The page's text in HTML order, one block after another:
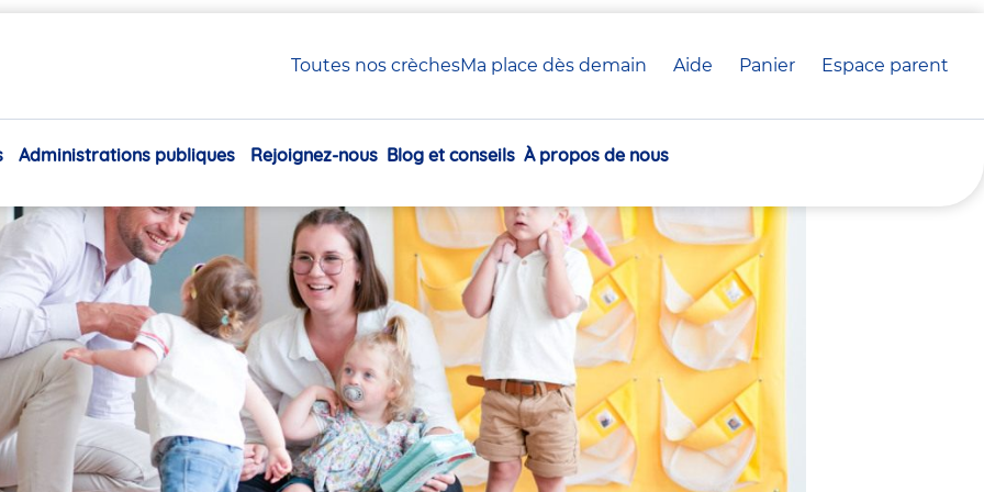
Toutes nos crèchesMa place dès demain Aide Panier crèche(s)
Espace parent
Navigation
Administrations publiques Rejoignez-nous Blog et conseils À propos de nous